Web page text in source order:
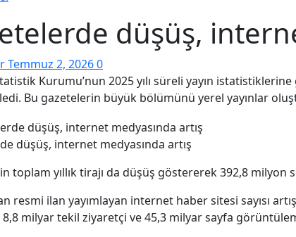
düşüş,
Temmuz 2, 20260
Kurumu’nun 2025 yılı süreli yayın
Bu gazetelerin büyük bölümünü yerel yayınlar
düşüş, internet medyasında artış
toplam yıllık tirajı da düşüş göstererek 392,8 milyon
resmi ilan yayımlayan internet haber sitesi sayısı
milyar tekil ziyaretçi ve 45,3 milyar sayfa